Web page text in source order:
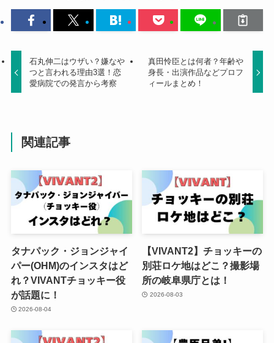
石丸伸二はウザい？嫌なや
つと言われる理由3選！恋
愛病院での発言から考察
真田怜臣とは何者？年齢や
身長・出演作品などプロフ
ィールまとめ！
関連記事
タナパック・ジョンジャイ
パー(OHM)のインスタはど
れ？VIVANTチョッキー役
が話題に！
2026-08-04
【VIVANT2】チョッキーの
別荘ロケ地はどこ？撮影場
所の岐阜県庁とは！
2026-08-03